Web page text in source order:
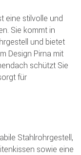
eine stilvolle und
Sie kommt in
und bietet
Design Pirna mit
schützt Sie
für
Stahlrohrgestell,
sowie eine